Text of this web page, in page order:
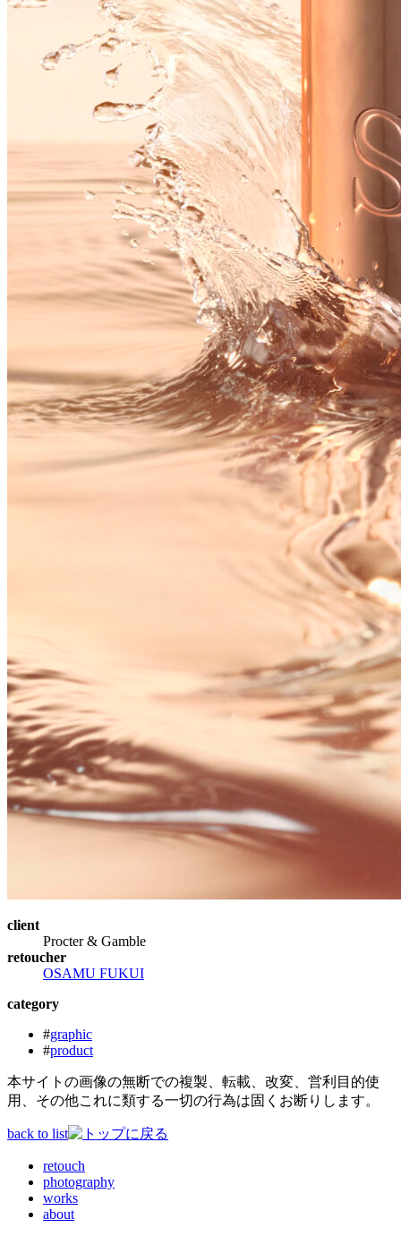
client
Procter & Gamble
retoucher
OSAMU FUKUI
category
#graphic
#product
本サイトの画像の無断での複製、転載、改変、営利目的使
用、その他これに類する一切の行為は固くお断りします。
back to list
retouch
photography
works
about